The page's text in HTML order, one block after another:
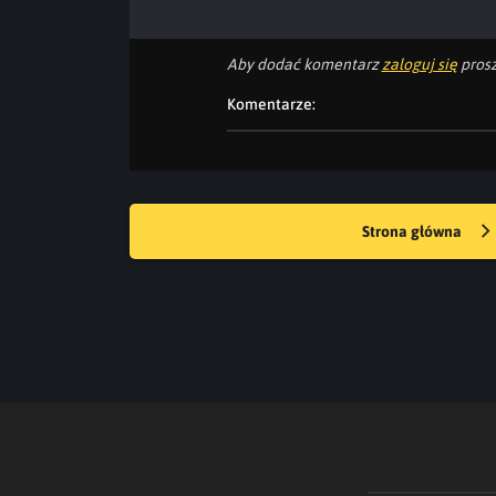
Aby dodać komentarzzaloguj się
Komentarze:
Strona główna